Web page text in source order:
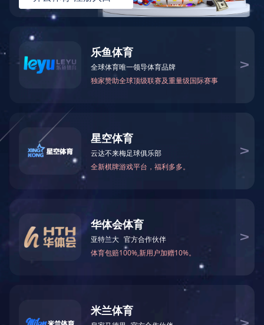
MILAN米兰体育·（中国）官方网站
PCX垂直循环
路边堆垛型